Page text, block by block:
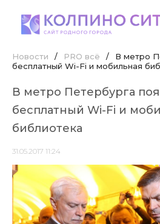
Новости / PRO всё /
В метро
бесплатный Wi-Fi и мобильная
В метро Петербурга
бесплатный Wi-Fi и
библиотека
31.05.2017 11:24